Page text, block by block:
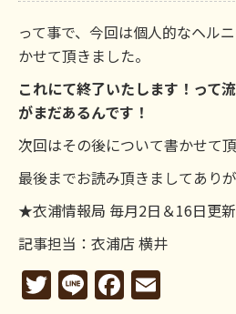
って事で、今回は個人的なヘル
かせて頂きました。
これにて終了いたします！って
がまだあるんです！
次回はその後について書かせて
最後までお読み頂きましてあり
★衣浦情報局 毎月2日＆16日更
記事担当：衣浦店 横井
Twitter
LineFacebook